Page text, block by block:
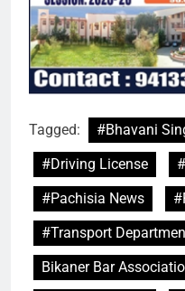
Tagged:
#Bhavani
#Driving License
#Pachisia News
#Transport
Bikaner Bar